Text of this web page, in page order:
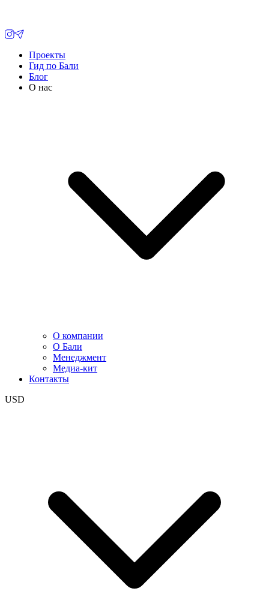
Проекты
Гид по Бали
Блог
О нас
О компании
О Бали
Менеджмент
Медиа-кит
Контакты
USD